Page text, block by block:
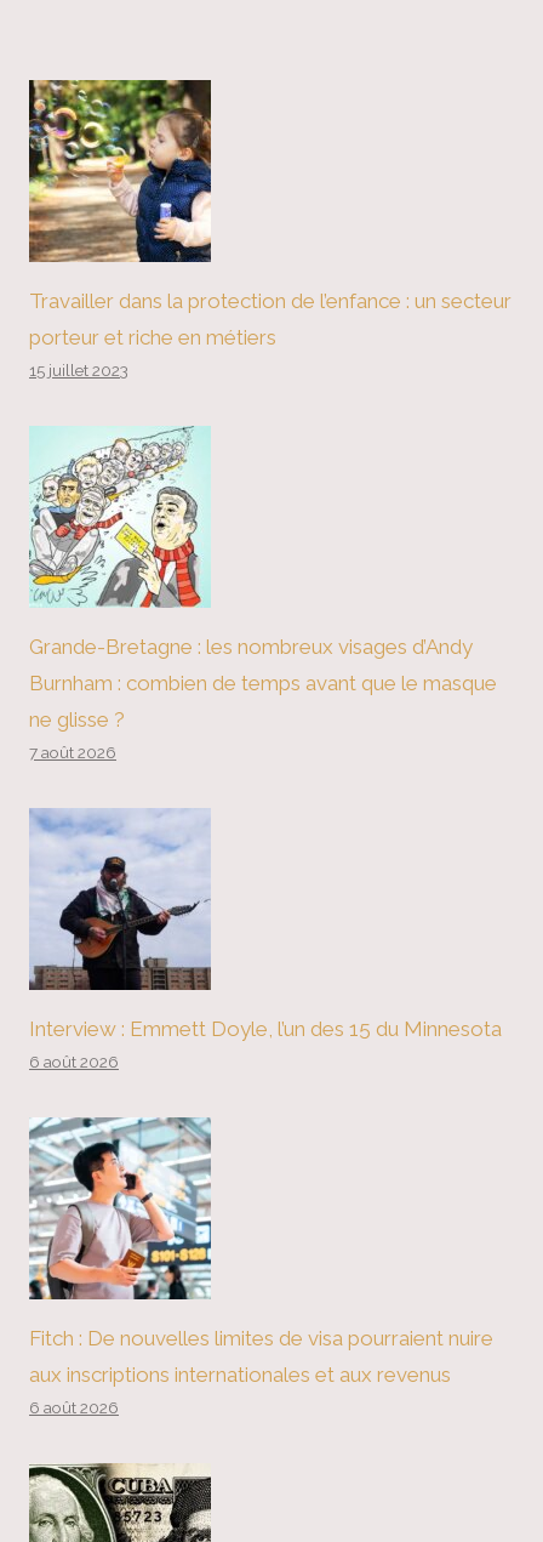
Travailler dans la protection de l’enfance : un secteur
porteur et riche en métiers
15 juillet 2023
Grande-Bretagne : les nombreux visages d’Andy
Burnham : combien de temps avant que le masque
ne glisse ?
7 août 2026
Interview : Emmett Doyle, l’un des 15 du Minnesota
6 août 2026
Fitch : De nouvelles limites de visa pourraient nuire
aux inscriptions internationales et aux revenus
6 août 2026